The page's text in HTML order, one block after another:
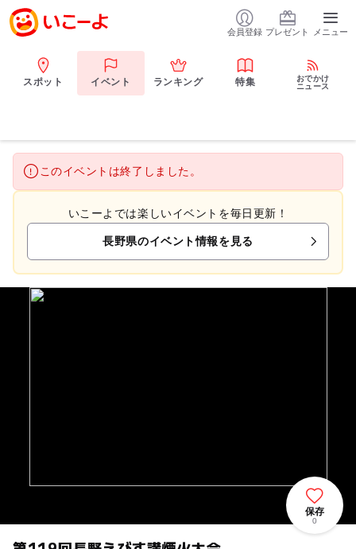
会員登録 プレゼント メニュー
スポット イベント ランキング 特集
おでかけ
ニュース
このイベントは終了しました。
いこーよでは楽しいイベントを毎日更新！
長野県のイベント情報を見る
保存
0